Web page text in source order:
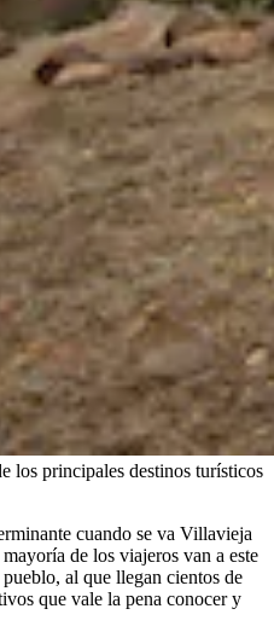
los principales destinos turísticos
cuando se va Villavieja
de los viajeros van a este
al que llegan cientos de
que vale la pena conocer y